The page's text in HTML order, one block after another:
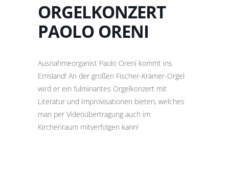
ORGELKONZERT
PAOLO ORENI
Ausnahmeorganist Paolo Oreni kommt ins
Emsland! An der großen Fischer-Krämer-Orgel
wird er ein fulminantes Orgelkonzert mit
Literatur und Improvisationen bieten, welches
man per Videoübertragung auch im
Kirchenraum mitverfolgen kann!